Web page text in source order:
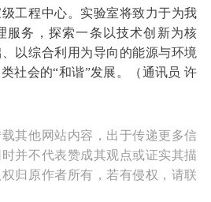
工程中心。实验室将致力于为我
服务，探索一条以技术创新为核
以综合利用为导向的能源与环境
社会的“和谐”发展。（通讯员 许
其他网站内容，出于传递更多信
并不代表赞成其观点或证实其描
归原作者所有，若有侵权，请联